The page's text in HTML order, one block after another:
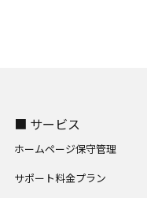
■ サービス
ホームページ保守管理
サポート料金プラン